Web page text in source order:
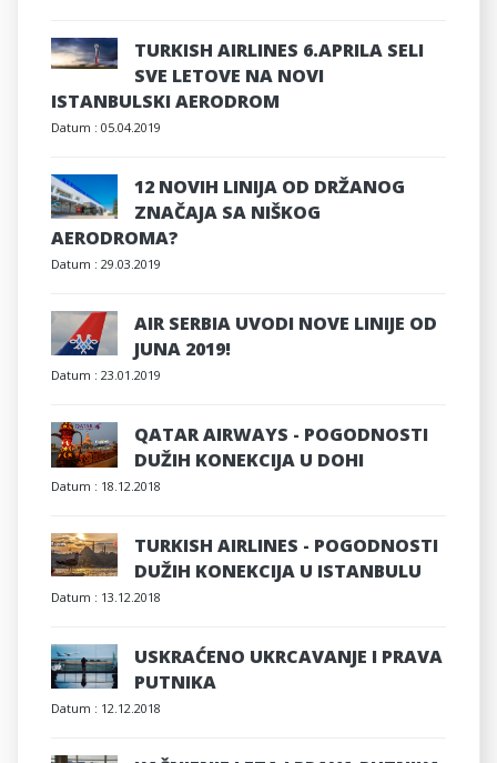
TURKISH AIRLINES 6.APRILA SELI
SVE LETOVE NA NOVI
ISTANBULSKI AERODROM
Datum : 05.04.2019
12 NOVIH LINIJA OD DRŽANOG
ZNAČAJA SA NIŠKOG
AERODROMA?
Datum : 29.03.2019
AIR SERBIA UVODI NOVE LINIJE OD
JUNA 2019!
Datum : 23.01.2019
QATAR AIRWAYS - POGODNOSTI
DUŽIH KONEKCIJA U DOHI
Datum : 18.12.2018
TURKISH AIRLINES - POGODNOSTI
DUŽIH KONEKCIJA U ISTANBULU
Datum : 13.12.2018
USKRAĆENO UKRCAVANJE I PRAVA
PUTNIKA
Datum : 12.12.2018